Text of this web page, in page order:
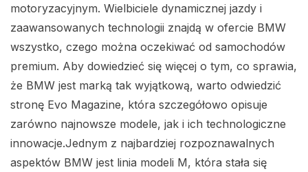
motoryzacyjnym. Wielbiciele dynamicznej jazdy i
zaawansowanych technologii znajdą w ofercie BMW
wszystko, czego można oczekiwać od samochodów
premium. Aby dowiedzieć się więcej o tym, co sprawia,
że BMW jest marką tak wyjątkową, warto odwiedzić
stronę Evo Magazine, która szczegółowo opisuje
zarówno najnowsze modele, jak i ich technologiczne
innowacje.Jednym z najbardziej rozpoznawalnych
aspektów BMW jest linia modeli M, która stała się